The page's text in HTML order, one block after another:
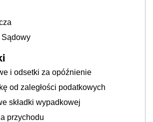
Sądowy
i odsetki za opóźnienie
od zaległości podatkowych
składki wypadkowej
przychodu